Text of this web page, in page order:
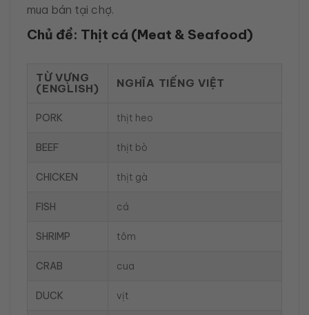
mua bán tại chợ.
Chủ đề: Thịt cá (Meat & Seafood)
TỪ VỰNG
(ENGLISH)
NGHĨA TIẾNG VIỆT
PORK thịt heo
BEEF thịt bò
CHICKEN thịt gà
FISH cá
SHRIMP tôm
CRAB cua
DUCK vịt